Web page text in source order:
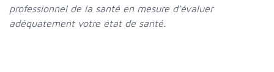
professionnel de la santé en mesure d'évaluer
adéquatement votre état de santé.